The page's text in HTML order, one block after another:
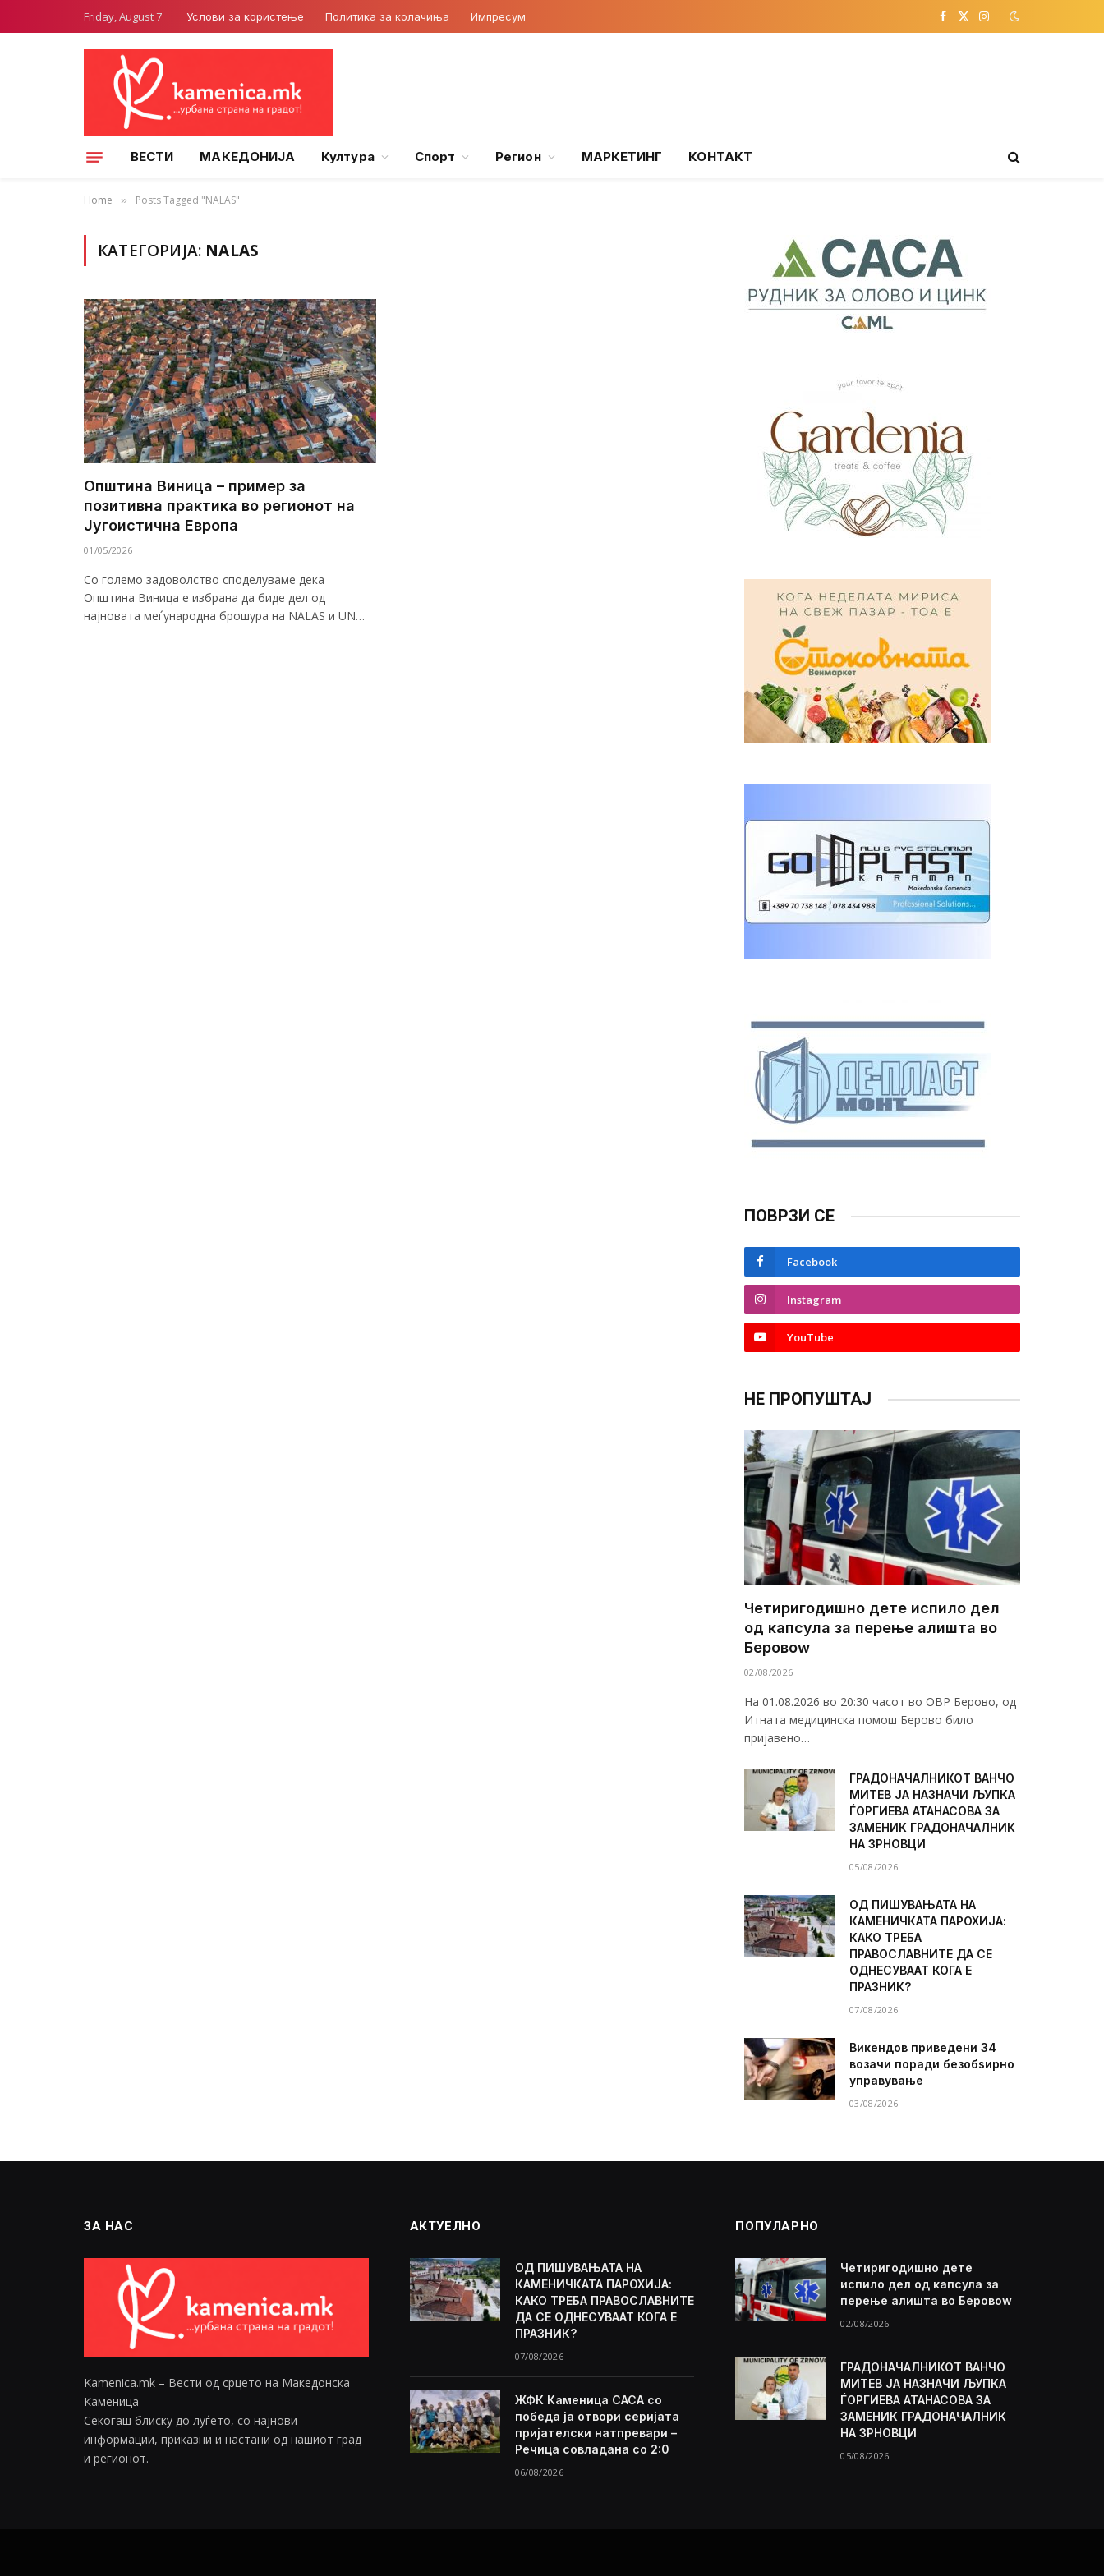
Friday, August 7 Услови за користење Политика за колачиња Импресум Facebook
X
Instagram
ВЕСТИ МАКЕДОНИЈА Култура Спорт Регион МАРКЕТИНГ КОНТАКТ
Home » Posts Tagged "NALAS"
КАТЕГОРИЈА: NALAS
Општина Виница – пример за
позитивна практика во регионот на
Југоистична Европа
01/05/2026
Со големо задоволство споделуваме дека
Општина Виница е избрана да биде дел од
најновата меѓународна брошура на NALAS и UN…
ПОВРЗИ СЕ
Facebook
Instagram
YouTube
НЕ ПРОПУШТАЈ
Четиригодишно дете испило дел
од капсула за перење алишта во
Беровоw
02/08/2026
На 01.08.2026 во 20:30 часот во ОВР Берово, од
Итната медицинска помош Берово било
пријавено…
ГРАДОНАЧАЛНИКОТ ВАНЧО
МИТЕВ ЈА НАЗНАЧИ ЉУПКА
ЃОРГИЕВА АТАНАСОВА ЗА
ЗАМЕНИК ГРАДОНАЧАЛНИК
НА ЗРНОВЦИ
05/08/2026
ОД ПИШУВАЊАТА НА
КАМЕНИЧКАТА ПАРОХИЈА:
КАКО ТРЕБА
ПРАВОСЛАВНИТЕ ДА СЕ
ОДНЕСУВААТ КОГА Е
ПРАЗНИК?
07/08/2026
Викендов приведени 34
возачи поради безобѕирно
управување
03/08/2026
ЗА НАС
Kamenica.mk – Вести од срцето на Македонска
Каменица
Секогаш блиску до луѓето, со најнови
информации, приказни и настани од нашиот град
и регионот.
АКТУЕЛНО
ОД ПИШУВАЊАТА НА
КАМЕНИЧКАТА ПАРОХИЈА:
КАКО ТРЕБА ПРАВОСЛАВНИТЕ
ДА СЕ ОДНЕСУВААТ КОГА Е
ПРАЗНИК?
07/08/2026
ЖФК Каменица САСА со
победа ја отвори серијата
пријателски натпревари –
Речица совладана со 2:0
06/08/2026
ПОПУЛАРНО
Четиригодишно дете
испило дел од капсула за
перење алишта во Беровоw
02/08/2026
ГРАДОНАЧАЛНИКОТ ВАНЧО
МИТЕВ ЈА НАЗНАЧИ ЉУПКА
ЃОРГИЕВА АТАНАСОВА ЗА
ЗАМЕНИК ГРАДОНАЧАЛНИК
НА ЗРНОВЦИ
05/08/2026